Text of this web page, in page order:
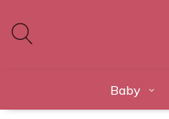
Baby